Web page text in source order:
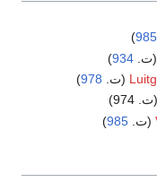
985
)
(ت.934
)
(ت. 978
)
(ت. 974)
(ت.985
)